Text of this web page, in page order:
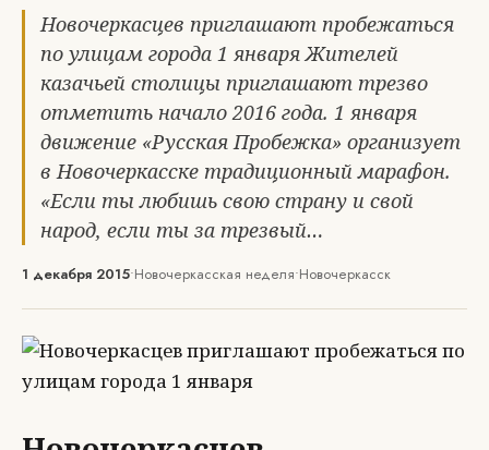
Новочеркасцев приглашают пробежаться
по улицам города 1 января Жителей
казачьей столицы приглашают трезво
отметить начало 2016 года. 1 января
движение «Русская Пробежка» организует
в Новочеркасске традиционный марафон.
«Если ты любишь свою страну и свой
народ, если ты за трезвый…
1 декабря 2015•Новочеркасская неделя•Новочеркасск